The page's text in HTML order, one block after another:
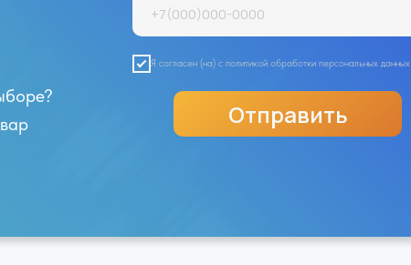
Я согласен (на) с политикой обработки персональных данных
Отправить